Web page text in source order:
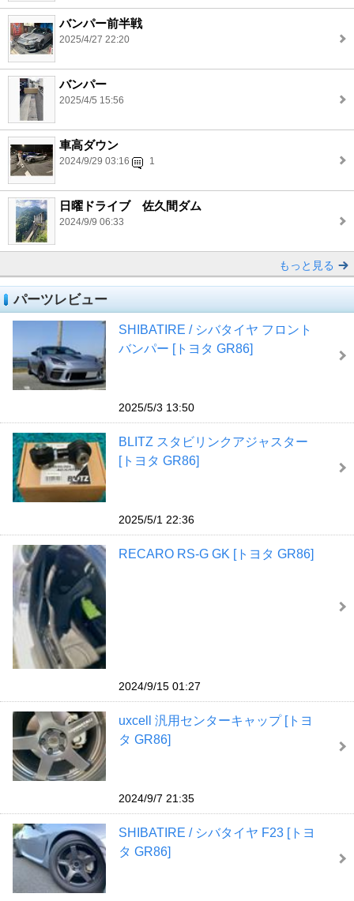
バンパー前半戦
2025/4/27 22:20
バンパー
2025/4/5 15:56
車高ダウン
2024/9/29 03:16 1
日曜ドライブ 佐久間ダム
2024/9/9 06:33
もっと見る
パーツレビュー
SHIBATIRE / シバタイヤ フロント
バンパー [トヨタ GR86]
2025/5/3 13:50
BLITZ スタビリンクアジャスター
[トヨタ GR86]
2025/5/1 22:36
RECARO RS-G GK [トヨタ GR86]
2024/9/15 01:27
uxcell 汎用センターキャップ [トヨ
タ GR86]
2024/9/7 21:35
SHIBATIRE / シバタイヤ F23 [トヨ
タ GR86]